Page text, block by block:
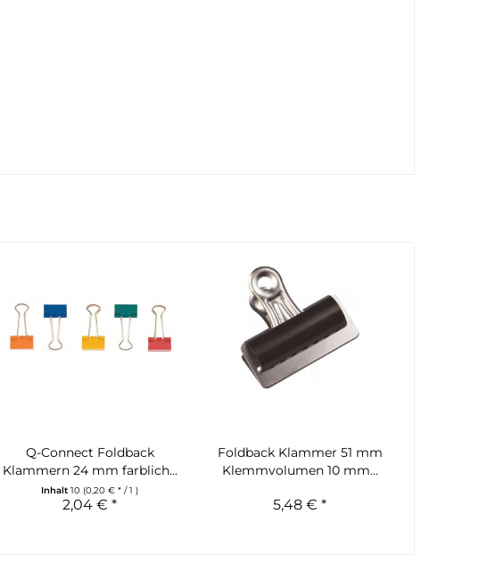
Q-Connect Foldback
Klammern 24 mm farblich...
Inhalt10 (0,20 € * / 1 )
2,04 € *
Foldback Klammer 51 mm
Klemmvolumen 10 mm...
5,48 € *